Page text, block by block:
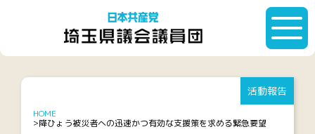
HOME
降ひょう被災者への迅速かつ有効な支援策を求める緊急要望
活動報告